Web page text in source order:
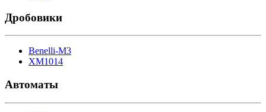
Дробовики
Benelli-M3
XM1014
Автоматы